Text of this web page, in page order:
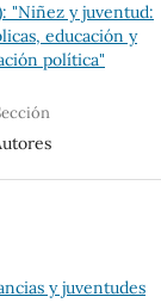
"Niñez y juventud:
educación y
política"
y juventudes